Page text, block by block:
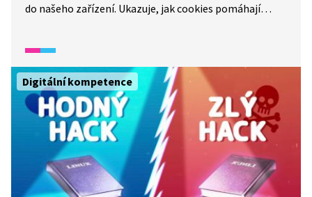
do našeho zařízení. Ukazuje, jak cookies pomáhají
přesně to, co jsme si nedávno prohlíželi. Video zmiňuje
i pojem cookies kukátko, tedy způsob, jak se sleduje
naše chování online, aniž bychom si to vždy
uvědomovali.
Digitální kompetence